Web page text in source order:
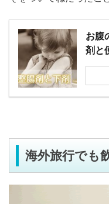
お腹
剤と
海外旅行でも